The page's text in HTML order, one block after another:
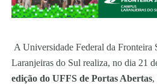
A Universidade Federal da Fronteira
Laranjeiras do Sul realiza, no dia 21
edição do UFFS de Portas Abertas,